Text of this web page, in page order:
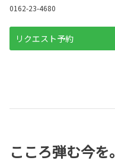
0162-23-4680
リクエスト予約
こころ弾む今を。